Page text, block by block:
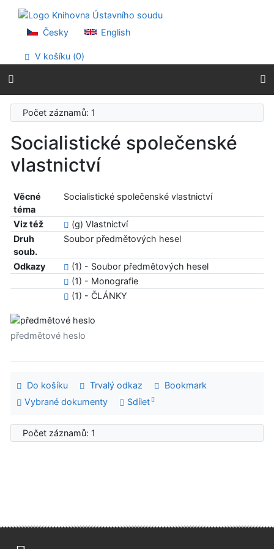
Přejít na menu
Prohlášení o webové přístupnosti
Česky English
V košíku (0)
Počet záznamů: 1
Socialistické společenské
vlastnictví
Věcné
téma
Socialistické společenské vlastnictví
Viz též
(g) Vlastnictví
Druh
soub.
Soubor předmětových hesel
Odkazy
(1) - Soubor předmětových hesel
(1) - Monografie
(1) - ČLÁNKY
předmětové heslo
Do košíku Trvalý odkaz
Bookmark
Vybrané dokumenty
Sdílet
Počet záznamů: 1